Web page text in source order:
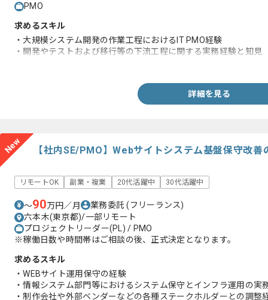
PMO
求めるスキル
・大規模システム開発の作業工程におけるIT PMO経験
・開発やテストおよび移行等の下流工程に関する実務経験と知見
詳細を見る
New 【社内SE/PMO】Webサイトシステム基盤保守改
リモートOK 副業・複業 20代活躍中 30代活躍中
〜90万円／月 業務委託(フリーランス)
六本木(東京都)/一部リモート
プロジェクトリーダー(PL) / PMO
※稼働日数や時間帯はご相談の後、正式決定となります。
求めるスキル
・WEBサイト運用保守の経験
・情報システム部門等におけるシステム保守とインフラ運用の実
・制作会社や外部ベンダーなどの各種ステークホルダーとの調整